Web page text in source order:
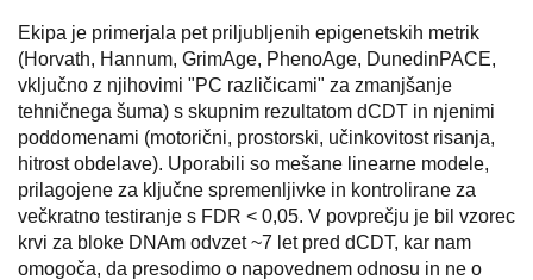
Ekipa je primerjala pet priljubljenih epigenetskih metrik
(Horvath, Hannum, GrimAge, PhenoAge, DunedinPACE,
vključno z njihovimi "PC različicami" za zmanjšanje
tehničnega šuma) s skupnim rezultatom dCDT in njenimi
poddomenami (motorični, prostorski, učinkovitost risanja,
hitrost obdelave). Uporabili so mešane linearne modele,
prilagojene za ključne spremenljivke in kontrolirane za
večkratno testiranje s FDR < 0,05. V povprečju je bil vzorec
krvi za bloke DNAm odvzet ~7 let pred dCDT, kar nam
omogoča, da presodimo o napovednem odnosu in ne o